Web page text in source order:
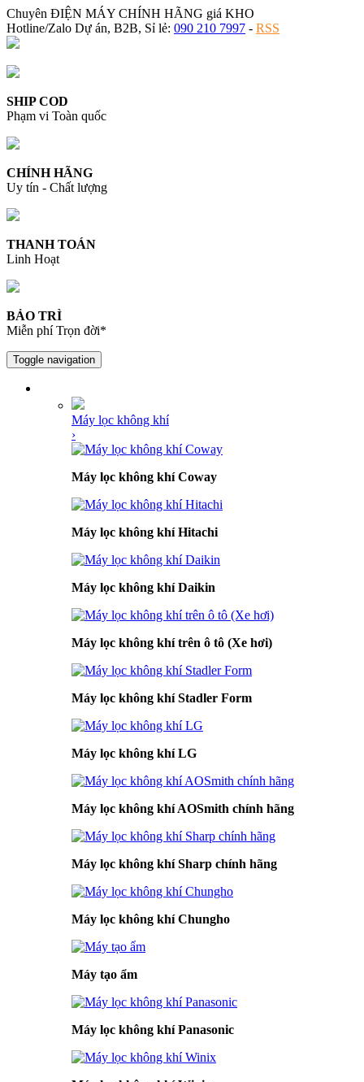
Chuyên ĐIỆN MÁY CHÍNH HÃNG giá KHO
Hotline/Zalo Dự án, B2B, Sỉ lẻ: 090 210 7997 - RSS
SHIP COD
Phạm vi Toàn quốc
CHÍNH HÃNG
Uy tín - Chất lượng
THANH TOÁN
Linh Hoạt
BẢO TRÌ
Miễn phí Trọn đời*
Toggle navigation
Máy lọc không khí
›
Máy lọc không khí Coway
Máy lọc không khí Hitachi
Máy lọc không khí Daikin
Máy lọc không khí trên ô tô (Xe hơi)
Máy lọc không khí Stadler Form
Máy lọc không khí LG
Máy lọc không khí AOSmith chính hãng
Máy lọc không khí Sharp chính hãng
Máy lọc không khí Chungho
Máy tạo ẩm
Máy lọc không khí Panasonic